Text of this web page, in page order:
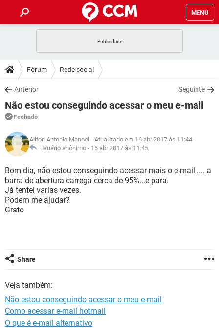
MENU
CELULAR
OUTLOOK
INSTAGRAM GMAIL
GUIA DE COMPRAS
DICAS
JOGOS
OUTLOOK
INSTAGRAM
GUIA DE COMPRAS
DOWNLOADS
JOGOS WHATSAPP
CELULAR
OUTLOOK EXCEL
INSTAGRAM
GUIA DE COMPRAS
FÓRUM
JOGOS
CELULAR FACEBOOK
INSTAGRAM GMAIL
GUIA DE COMPRAS
GLOSSÁRIO
JOGOS
CELULAR FACEBOOK
OUTLOOK
INSTAGRAM
Fórum Rede social
Anterior Seguinte
Não estou conseguindo acessar o meu e-mail
Fechado
Ailton Antonio Manoel - Atualizado em 16 abr 2017 às 11:44
usuário anônimo - 16 abr 2017 às 11:45
Bom dia, não estou conseguindo acessar mais o e-mail .... a
barra de abertura carrega cerca de 95%...e para.
Já tentei varias vezes.
Podem me ajudar?
Grato
Share
Veja também:
Não estou conseguindo acessar o meu e-mail
Como acessar e-mail hotmail
O que é e-mail alternativo